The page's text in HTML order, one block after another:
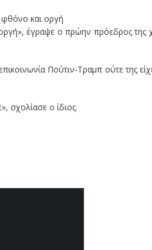
και οργή
έγραψε ο πρώην πρόεδρος της
Πούτιν-Τραμπ ούτε της
σχολίασε ο ίδιος.